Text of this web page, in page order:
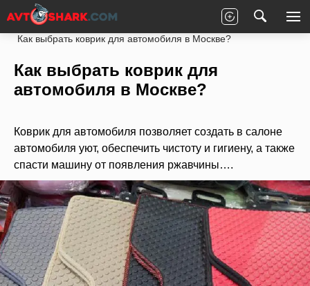
Главная Статьи
Новости партнеров
Как выбрать коврик для автомобиля в Москве?
Как выбрать коврик для
автомобиля в Москве?
Коврик для автомобиля позволяет создать в салоне
автомобиля уют, обеспечить чистоту и гигиену, а также
спасти машину от появления ржавчины….